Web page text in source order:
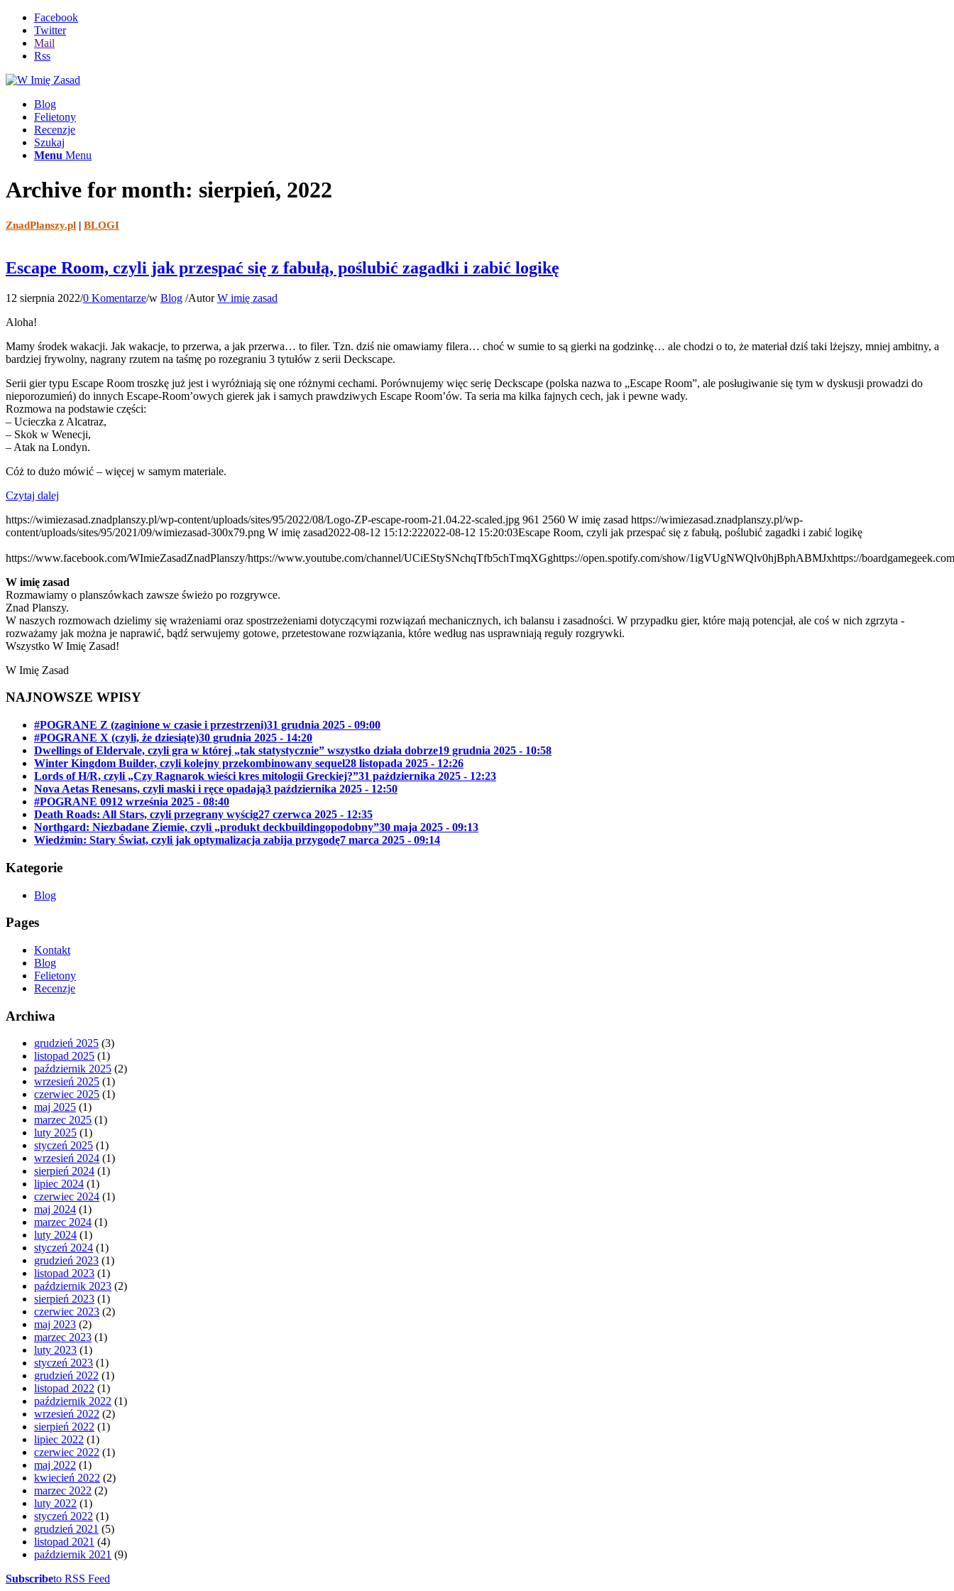
Facebook
Twitter
Mail
Rss
Blog
Felietony
Recenzje
Szukaj
Menu Menu
Archive for month: sierpień, 2022
ZnadPlanszy.pl | BLOGI
Escape Room, czyli jak przespać się z fabułą, poślubić zagadki i zabić logikę
12 sierpnia 2022/0 Komentarze/w Blog /AutorW imię zasad
Aloha!
Mamy środek wakacji. Jak wakacje, to przerwa, a jak przerwa… to filer. Tzn. dziś nie omawiamy filera… choć w sumie to są gierki na godzinkę… ale chodzi o to, że materiał dziś taki lżejszy, mniej ambitny, a
bardziej frywolny, nagrany rzutem na taśmę po rozegraniu 3 tytułów z serii Deckscape.
Serii gier typu Escape Room troszkę już jest i wyróżniają się one różnymi cechami. Porównujemy więc serię Deckscape (polska nazwa to „Escape Room”, ale posługiwanie się tym w dyskusji prowadzi do
nieporozumień) do innych Escape-Room’owych gierek jak i samych prawdziwych Escape Room’ów. Ta seria ma kilka fajnych cech, jak i pewne wady.
Rozmowa na podstawie części:
– Ucieczka z Alcatraz,
– Skok w Wenecji,
– Atak na Londyn.
Cóż to dużo mówić – więcej w samym materiale.
Czytaj dalej
https://wimiezasad.znadplanszy.pl/wp-content/uploads/sites/95/2022/08/Logo-ZP-escape-room-21.04.22-scaled.jpg 961 2560 W imię zasad https://wimiezasad.znadplanszy.pl/wp-
content/uploads/sites/95/2021/09/wimiezasad-300x79.png W imię zasad2022-08-12 15:12:222022-08-12 15:20:03Escape Room, czyli jak przespać się z fabułą, poślubić zagadki i zabić logikę
https://www.facebook.com/WImieZasadZnadPlanszy/https://www.youtube.com/channel/UCiEStySNchqTfb5chTmqXGghttps://open.spotify.com/show/1igVUgNWQlv0hjBphABMJxhttps://
W imię zasad
Rozmawiamy o planszówkach zawsze świeżo po rozgrywce.
Znad Planszy.
W naszych rozmowach dzielimy się wrażeniami oraz spostrzeżeniami dotyczącymi rozwiązań mechanicznych, ich balansu i zasadności. W przypadku gier, które mają potencjał, ale coś w nich zgrzyta -
rozważamy jak można je naprawić, bądź serwujemy gotowe, przetestowane rozwiązania, które według nas usprawniają reguły rozgrywki.
Wszystko W Imię Zasad!
W Imię Zasad
NAJNOWSZE WPISY
#POGRANE Z (zaginione w czasie i przestrzeni)31 grudnia 2025 - 09:00
#POGRANE X (czyli, że dziesiąte)30 grudnia 2025 - 14:20
Dwellings of Eldervale, czyli gra w której „tak statystycznie” wszystko działa dobrze19 grudnia 2025 - 10:58
Winter Kingdom Builder, czyli kolejny przekombinowany sequel28 listopada 2025 - 12:26
Lords of H/R, czyli „Czy Ragnarok wieści kres mitologii Greckiej?”31 października 2025 - 12:23
Nova Aetas Renesans, czyli maski i ręce opadają3 października 2025 - 12:50
#POGRANE 0912 września 2025 - 08:40
Death Roads: All Stars, czyli przegrany wyścig27 czerwca 2025 - 12:35
Northgard: Niezbadane Ziemie, czyli „produkt deckbuildingopodobny”30 maja 2025 - 09:13
Wiedźmin: Stary Świat, czyli jak optymalizacja zabija przygodę7 marca 2025 - 09:14
Kategorie
Blog
Pages
Kontakt
Blog
Felietony
Recenzje
Archiwa
grudzień 2025 (3)
listopad 2025 (1)
październik 2025 (2)
wrzesień 2025 (1)
czerwiec 2025 (1)
maj 2025 (1)
marzec 2025 (1)
luty 2025 (1)
styczeń 2025 (1)
wrzesień 2024 (1)
sierpień 2024 (1)
lipiec 2024 (1)
czerwiec 2024 (1)
maj 2024 (1)
marzec 2024 (1)
luty 2024 (1)
styczeń 2024 (1)
grudzień 2023 (1)
listopad 2023 (1)
październik 2023 (2)
sierpień 2023 (1)
czerwiec 2023 (2)
maj 2023 (2)
marzec 2023 (1)
luty 2023 (1)
styczeń 2023 (1)
grudzień 2022 (1)
listopad 2022 (1)
październik 2022 (1)
wrzesień 2022 (2)
sierpień 2022 (1)
lipiec 2022 (1)
czerwiec 2022 (1)
maj 2022 (1)
kwiecień 2022 (2)
marzec 2022 (2)
luty 2022 (1)
styczeń 2022 (1)
grudzień 2021 (5)
listopad 2021 (4)
październik 2021 (9)
Subscribeto RSS Feed